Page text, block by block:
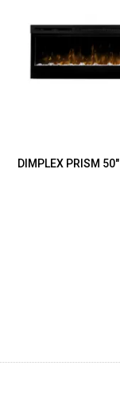
DIMPLEX PRISM 50"